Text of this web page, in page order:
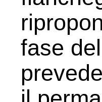
fase